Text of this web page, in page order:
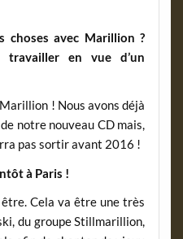
choses avec Marillion ?
travailler en vue d’un
! Nous avons déjà
notre nouveau CD mais,
pas sortir avant 2016 !
à Paris !
être. Cela va être une très
du groupe Stillmarillion,